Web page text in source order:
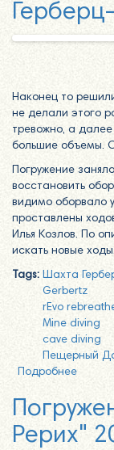
Наконец то
не делали этого
тревожно, а
большие объемы.
Погружение
восстановить
видимо оборвало
проставлены
Илья Козлов. По
искать новые ходы.
Tags: Шахта
Gerbertz
rEvo
Mine diving
cave diving
Пещерный
Подробнее
Рерих"